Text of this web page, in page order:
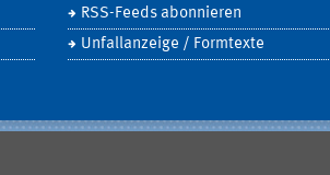
RSS-Feeds abonnieren
Unfallanzeige / Formtexte